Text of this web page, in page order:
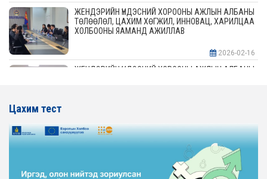
ЖЕНДЭРИЙН ҮНДЭСНИЙ ХОРООНЫ АЖЛЫН АЛБАНЫ
ТӨЛӨӨЛӨЛ, ЦАХИМ ХӨГЖИЛ, ИННОВАЦ, ХАРИЛЦАА
ХОЛБООНЫ ЯАМАНД АЖИЛЛАВ
2026-02-16
ЖЕНДЭРИЙН ҮНДЭСНИЙ ХОРООНЫ АЖЛЫН АЛБАНЫ
ЖЕНДЭРИЙН ҮНДЭСНИЙ ХОРООНЫ АЖЛЫН АЛБАНЫ
ТӨЛӨӨЛӨЛ ХОТ БАЙГУУЛАЛТ, БАРИЛГА, ОРОН
СУУЦЖУУЛАЛТЫН ЯАМАНД АЖИЛЛАВ
2026-02-16
Цахим тест